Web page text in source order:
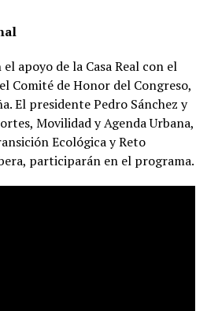
apoyo de la Casa Real con el
Comité de Honor del Congreso,
El presidente Pedro Sánchez y
Movilidad y Agenda Urbana,
Ecológica y Reto
participarán en el programa.